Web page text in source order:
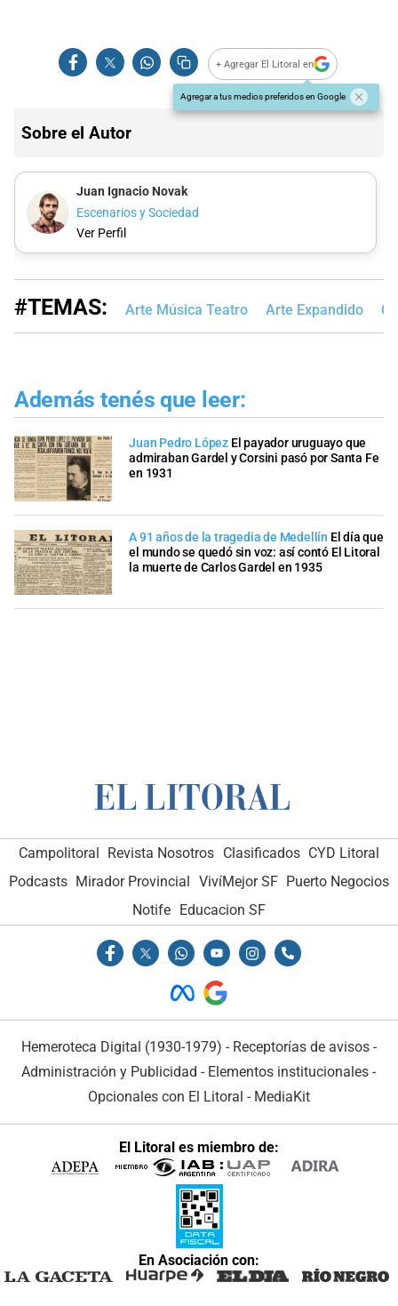
+ Agregar El Litoral en
Agregar a tus medios preferidos en Google
Sobre el Autor
Juan Ignacio Novak
Escenarios y Sociedad
Ver Perfil
#TEMAS: Arte Música Teatro Arte Expandido
Además tenés que leer:
Juan Pedro López El payador uruguayo que
admiraban Gardel y Corsini pasó por Santa Fe
en 1931
A 91 años de la tragedia de Medellín El día que
el mundo se quedó sin voz: así contó El Litoral
la muerte de Carlos Gardel en 1935
Campolitoral Revista Nosotros Clasificados CYD Litoral
Podcasts Mirador Provincial VivíMejor SF Puerto Negocios
Notife Educacion SF
Hemeroteca Digital (1930-1979) - Receptorías de avisos -
Administración y Publicidad - Elementos institucionales -
Opcionales con El Litoral - MediaKit
El Litoral es miembro de:
En Asociación con: